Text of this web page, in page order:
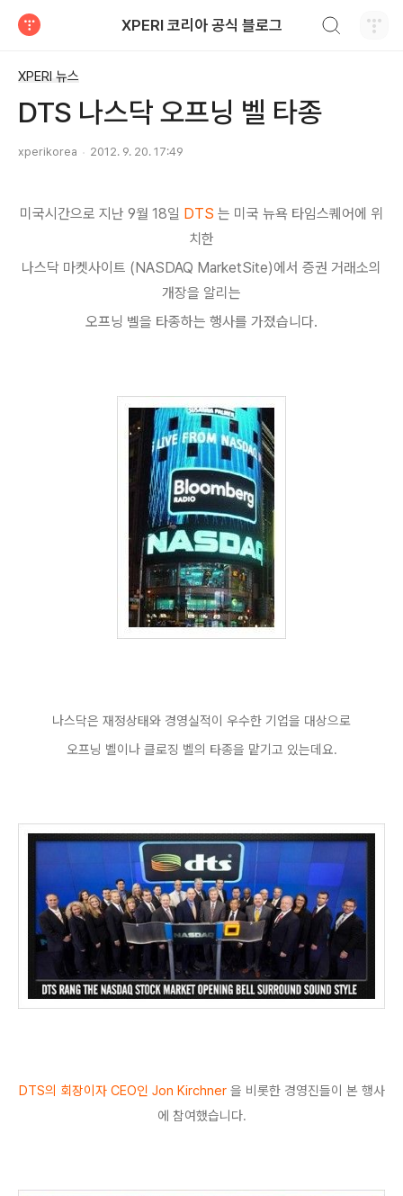
XPERI 코리아 공식 블로그
XPERI 뉴스
DTS 나스닥 오프닝 벨 타종
xperikorea 2012. 9. 20. 17:49
미국시간으로 지난 9월 18일 DTS 는 미국 뉴욕 타임스퀘어에 위
치한
나스닥 마켓사이트 (NASDAQ MarketSite)에서 증권 거래소의
개장을 알리는
오프닝 벨을 타종하는 행사를 가졌습니다.
나스닥은 재정상태와 경영실적이 우수한 기업을 대상으로
오프닝 벨이나 클로징 벨의 타종을 맡기고 있는데요.
DTS의 회장이자 CEO인 Jon Kirchner을 비롯한 경영진들이 본 행사
에 참여했습니다.